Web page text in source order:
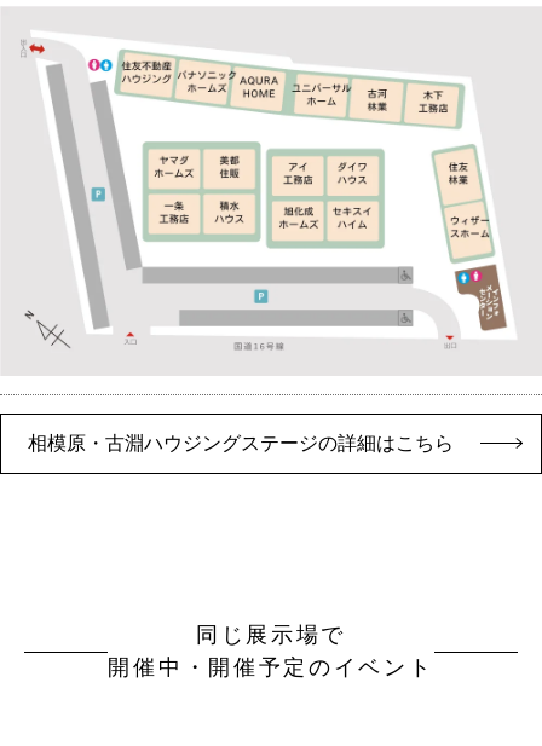
相模原・古淵ハウジングステージの詳細はこちら
同じ展示場で
開催中・開催予定のイベント